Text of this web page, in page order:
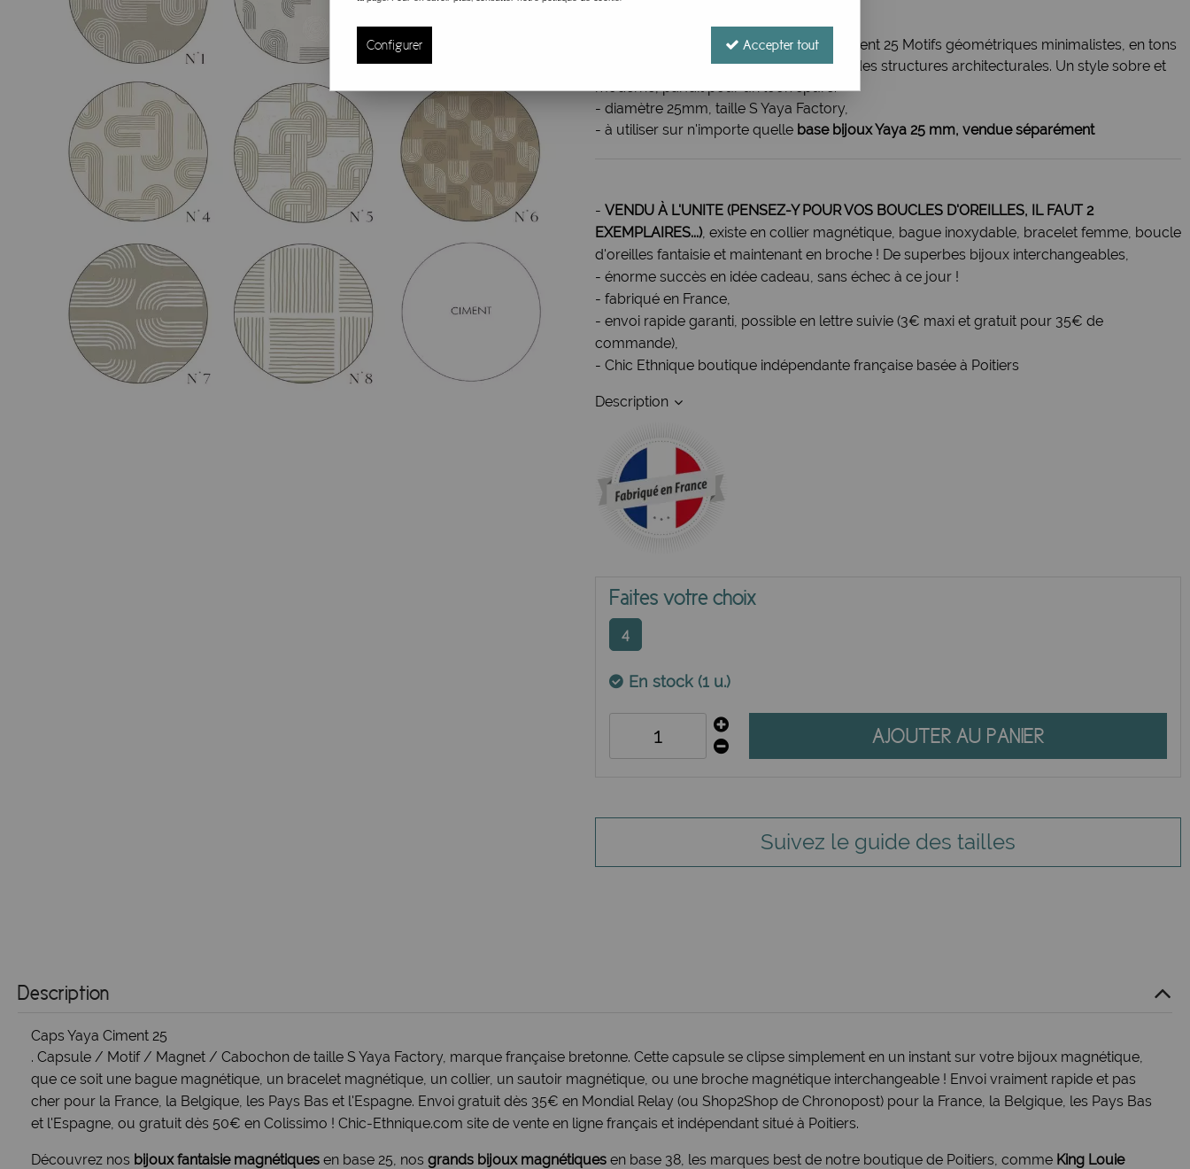
Motif / Magnet / Caps Yaya Factory Ciment 25 Motifs géométriques minimalistes, en tons
de gris, beige et blanc cassé, rappelant des structures architecturales. Un style sobre et
moderne, parfait pour un look épuré.
- diamètre 25mm, taille S Yaya Factory,
- à utiliser sur n'importe quelle base bijoux Yaya 25 mm, vendue séparément
- VENDU À L'UNITE (PENSEZ-Y POUR VOS BOUCLES D'OREILLES, IL FAUT 2
EXEMPLAIRES...), existe en collier magnétique, bague inoxydable, bracelet femme, boucle
d'oreilles fantaisie et maintenant en broche ! De superbes bijoux interchangeables,
- énorme succès en idée cadeau, sans échec à ce jour !
- fabriqué en France,
- envoi rapide garanti, possible en lettre suivie (3€ maxi et gratuit pour 35€ de
commande),
- Chic Ethnique boutique indépendante française basée à Poitiers
Description
Faites votre choix
4
En stock (1 u.)
AJOUTER AU PANIER
Suivez le guide des tailles
Description
Caps Yaya Ciment 25
. Capsule / Motif / Magnet / Cabochon de taille S Yaya Factory, marque française bretonne. Cette capsule se clipse simplement en un instant sur votre bijoux magnétique,
que ce soit une bague magnétique, un bracelet magnétique, un collier, un sautoir magnétique, ou une broche magnétique interchangeable ! Envoi vraiment rapide et pas
cher pour la France, la Belgique, les Pays Bas et l'Espagne. Envoi gratuit dès 35€ en Mondial Relay (ou Shop2Shop de Chronopost) pour la France, la Belgique, les Pays Bas
et l'Espagne, ou gratuit dès 50€ en Colissimo ! Chic-Ethnique.com site de vente en ligne français et indépendant situé à Poitiers.
Découvrez nos bijoux fantaisie magnétiques en base 25, nos grands bijoux magnétiques en base 38, les marques best de notre boutique de Poitiers , comme King Louie
Configurer Accepter tout